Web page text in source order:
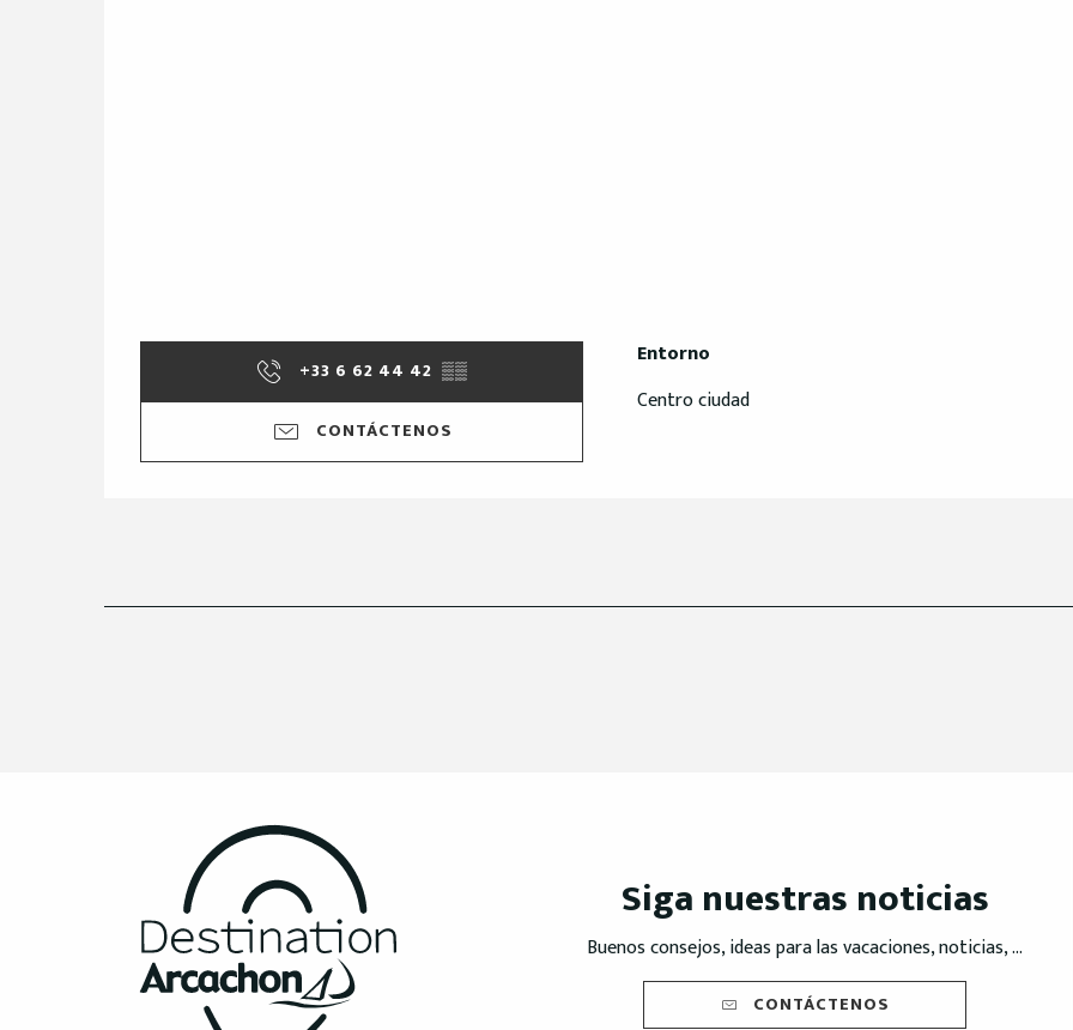
+33 6 62 44 42 ▒▒
CONTÁCTENOS
Entorno
Entorno
Centro ciudad
Siga nuestras noticias
Buenos consejos, ideas para las vacaciones, noticias, ...
CONTÁCTENOS